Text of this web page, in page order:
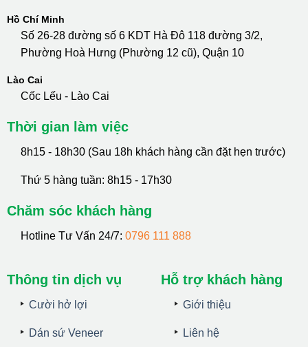
Hồ Chí Minh
Số 26-28 đường số 6 KDT Hà Đô 118 đường 3/2,
Phường Hoà Hưng (Phường 12 cũ), Quận 10
Lào Cai
Cốc Lếu - Lào Cai
Thời gian làm việc
8h15 - 18h30 (Sau 18h khách hàng cần đặt hẹn trước)
Thứ 5 hàng tuần: 8h15 - 17h30
Chăm sóc khách hàng
Hotline Tư Vấn 24/7: 0796 111 888
Thông tin dịch vụ
Cười hở lợi
Dán sứ Veneer
Hỗ trợ khách hàng
Giới thiệu
Liên hệ